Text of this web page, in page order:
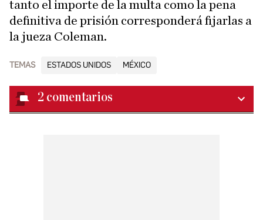
tanto el importe de la multa como la pena
definitiva de prisión corresponderá fijarlas a
la jueza Coleman.
TEMAS ESTADOS UNIDOS MÉXICO
2 comentarios